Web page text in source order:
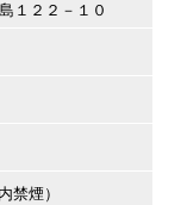
１２２－１０
禁煙）